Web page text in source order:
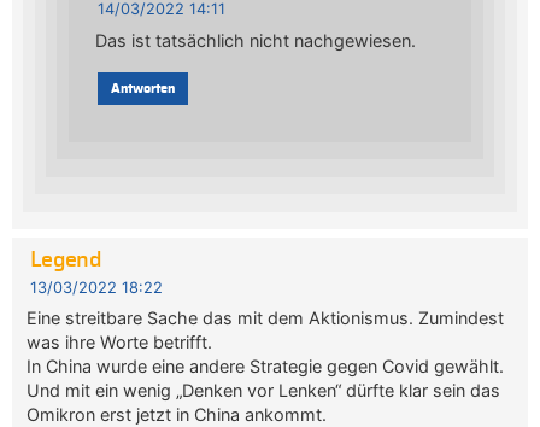
14/03/2022 14:11
Das ist tatsächlich nicht nachgewiesen.
Antworten
Legend
13/03/2022 18:22
Eine streitbare Sache das mit dem Aktionismus. Zumindest
was ihre Worte betrifft.
In China wurde eine andere Strategie gegen Covid gewählt.
Und mit ein wenig „Denken vor Lenken“ dürfte klar sein das
Omikron erst jetzt in China ankommt.